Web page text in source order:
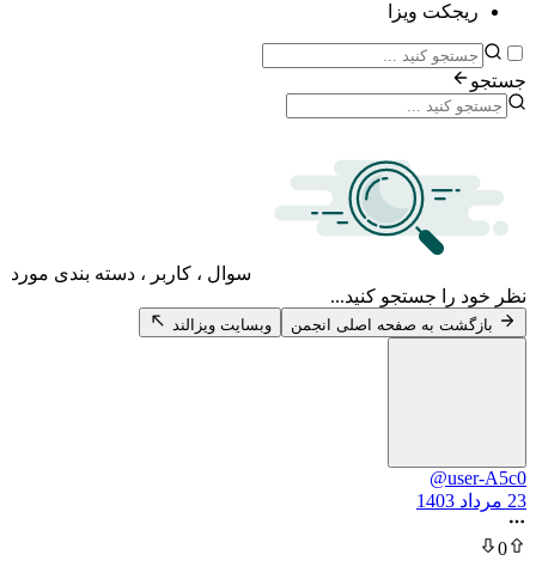
ویزا
سوال ، کاربر ، دسته بندی مورد
جستجو کنید...
به صفحه اصلی انجمن وبسایت ویزالند